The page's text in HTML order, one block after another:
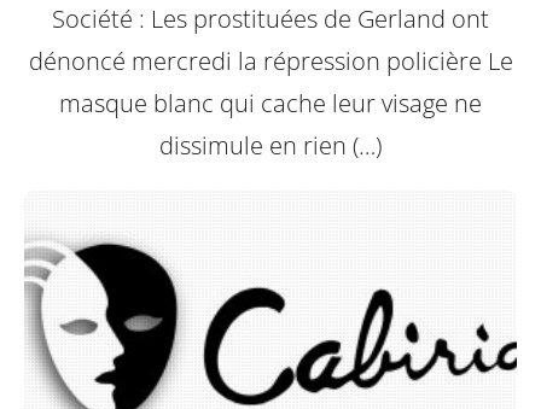
Société : Les prostituées de Gerland ont
dénoncé mercredi la répression policière Le
masque blanc qui cache leur visage ne
dissimule en rien (…)